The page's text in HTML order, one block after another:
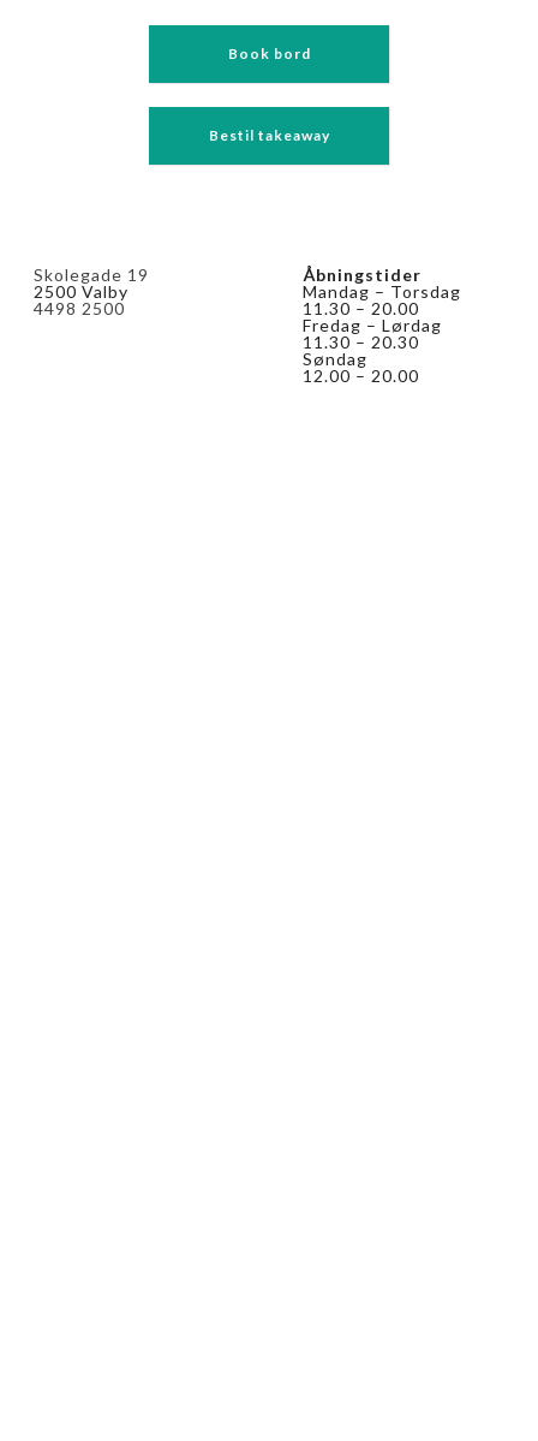
Book bord
Bestil takeaway
Skolegade 19
2500 Valby
4498 2500
Åbningstider
Mandag – Torsdag
11.30 – 20.00
Fredag – Lørdag
11.30 – 20.30
Søndag
12.00 – 20.00